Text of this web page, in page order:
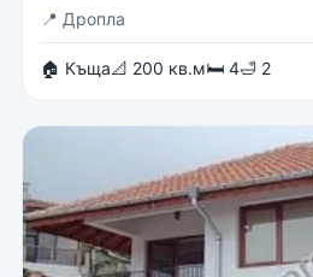
📍 Дропла
🏠 Къща📐 200 кв.м🛏 4🛁 2